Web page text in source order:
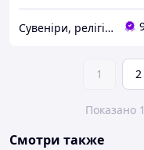
Сувеніри, релігійні товари
1 2
Показано
Смотри также